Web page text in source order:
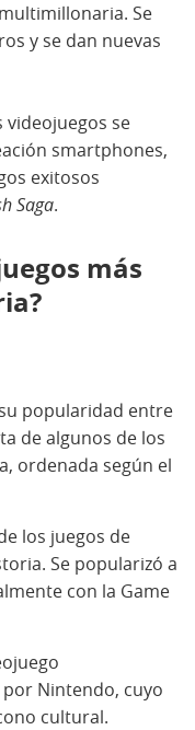
Se
y se dan nuevas
videojuegos se
smartphones,
exitosos
Saga.
más
popularidad entre
de algunos de los
ordenada según el
los juegos de
Se popularizó a
con la Game
Nintendo, cuyo
cultural.